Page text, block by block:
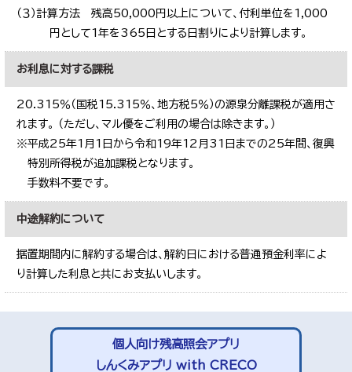
（３）計算方法 残高50,000円以上について、付利単位を1,000
円として1年を365日とする日割りにより計算します。
お利息に対する課税
20.315％（国税15.315％、地方税5％）の源泉分離課税が適用さ
れます。 （ただし、マル優をご利用の場合は除きます。）
※平成25年1月1日から令和19年12月31日までの25年間、復興
特別所得税が追加課税となります。
手数料不要です。
中途解約について
据置期間内に解約する場合は、解約日における普通預金利率によ
り計算した利息と共にお支払いします。
個人向け残高照会アプリ
しんくみアプリ with CRECO